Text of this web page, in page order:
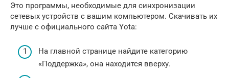
Это программы, необходимые для синхронизации
сетевых устройств с вашим компьютером. Скачивать их
лучше с официального сайта Yota:
На главной странице найдите категорию
«Поддержка», она находится вверху.